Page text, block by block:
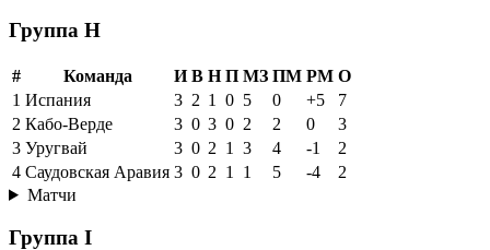
Группа H
# Команда И В Н П МЗ ПМ РМ О
1 Испания 3 2 1 0 5 0 +5
7
2 Кабо-Верде 3 0 3 0 2 2 0
3
3 Уругвай 3 0 2 1 3 4 -1
2
4 Саудовская Аравия 3 0 2 1 1 5 -4
2
Матчи
Группа I